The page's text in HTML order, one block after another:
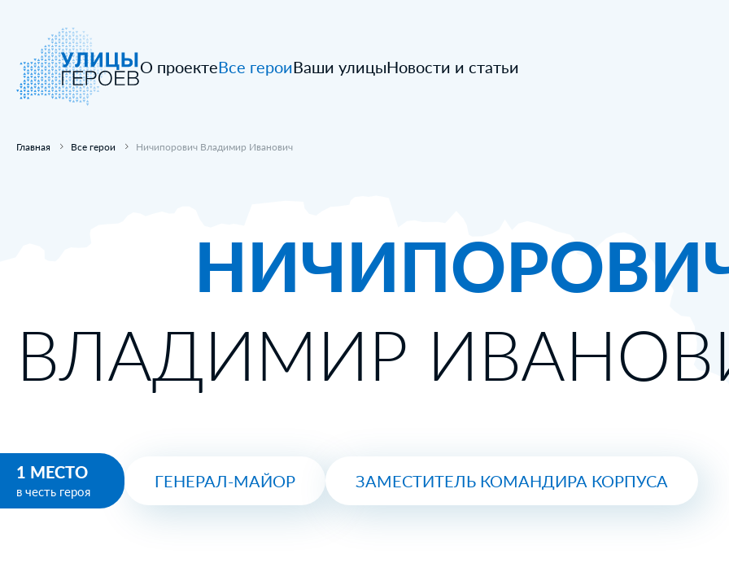
О проектеВсе героиВаши улицыНовости и статьи
Главная Все герои Ничипорович Владимир Иванович
ВЛАДИМИР
1 МЕСТО
в честь героя
ГЕНЕРАЛ-МАЙОР ЗАМЕСТИТЕЛЬ КОМАНДИРА КОРПУСА